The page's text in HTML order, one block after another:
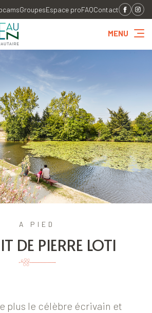
GroupesEspace proFAQContact
MENU
A PIED
DE PIERRE LOTI
plus le célèbre écrivain et